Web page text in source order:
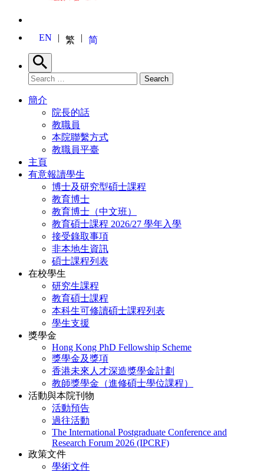
EN 繁 简
Search
Search for: Search
簡介
院長的話
教職員
本院聯繫方式
教職員平臺
主頁
有意報讀學生
博士及研究型碩士課程
教育博士
教育博士（中文班）
教育碩士課程 2026/27 學年入學
接受錄取事項
非本地生資訊
碩士課程列表
在校學生
研究生課程
教育碩士課程
本科生可修讀碩士課程列表
學生支援
獎學金
Hong Kong PhD Fellowship Scheme
獎學金及獎項
香港未來人才深造獎學金計劃
教師獎學金（進修碩士學位課程）
活動與本院刊物
活動預告
過往活動
The International Postgraduate Conference and
Research Forum 2026 (IPCRF)
政策文件
學術文件